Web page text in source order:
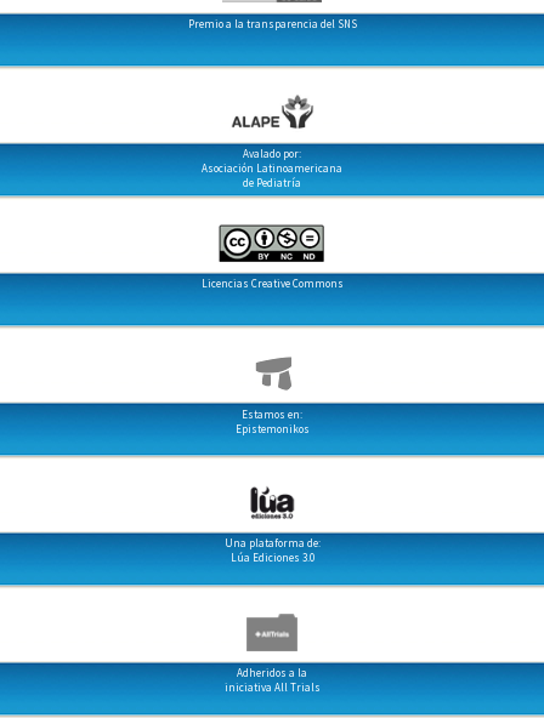
Premio a la transparencia del SNS
Avalado por:
Asociación Latinoamericana
de Pediatría
Licencias Creative Commons
Estamos en:
Epistemonikos
Una plataforma de:
Lúa Ediciones 3.0
Adheridos a la
iniciativa All Trials